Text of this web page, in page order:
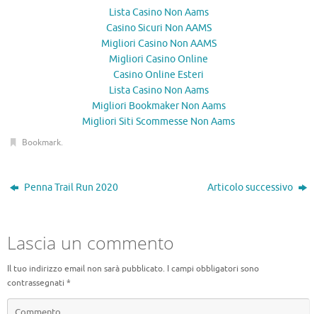
Lista Casino Non Aams
Casino Sicuri Non AAMS
Migliori Casino Non AAMS
Migliori Casino Online
Casino Online Esteri
Lista Casino Non Aams
Migliori Bookmaker Non Aams
Migliori Siti Scommesse Non Aams
Bookmark.
Penna Trail Run 2020 Articolo successivo
Lascia un commento
Il tuo indirizzo email non sarà pubblicato. I campi obbligatori sono
contrassegnati *